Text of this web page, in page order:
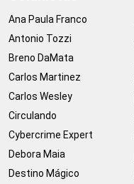
Ana Paula Franco
Antonio Tozzi
Breno DaMata
Carlos Martinez
Carlos Wesley
Circulando
Cybercrime Expert
Debora Maia
Destino Mágico